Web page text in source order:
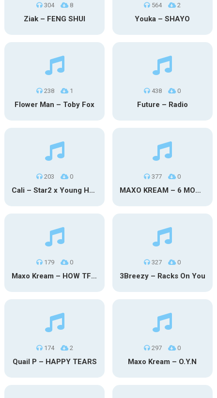
304 8
Ziak – FENG SHUI
564 2
Youka – SHAYO
238 1
Flower Man – Toby Fox
438 0
Future – Radio
203 0
Cali – Star2 x Young Henny
377 0
MAXO KREAM – 6 MONTHS CLEAN
179 0
Maxo Kream – HOW TF I’M LUCKY
327 0
3Breezy – Racks On You
174 2
Quail P – HAPPY TEARS
297 0
Maxo Kream – O.Y.N